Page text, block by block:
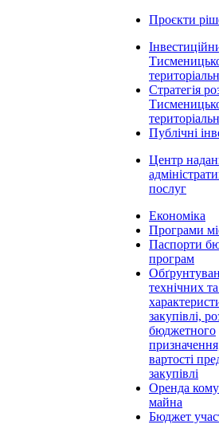
Проєкти
Стратегія
Публічні
Центр
послуг
Економіка
Програми
Паспорти
програм
технічних
закупівлі,
бюджетного
вартості
закупівлі
Оренда
майна
Бюджет